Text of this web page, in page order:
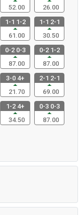
52.00
26.00
1-1 1-2
61.00
1-1 2-1
30.50
0-2 0-3
87.00
0-2 1-2
87.00
3-0 4+
21.70
2-1 2-1
69.00
1-2 4+
34.50
0-3 0-3
87.00